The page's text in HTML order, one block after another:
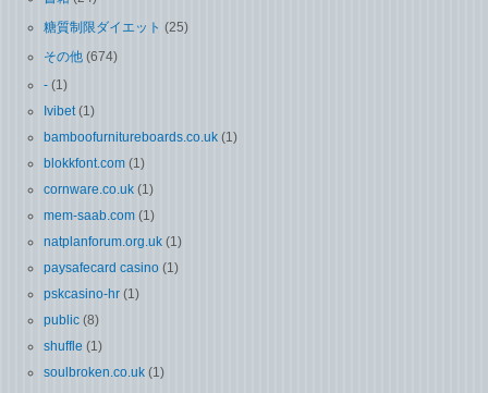
糖質制限ダイエット (25)
その他 (674)
- (1)
Ivibet (1)
bamboofurnitureboards.co.uk (1)
blokkfont.com (1)
cornware.co.uk (1)
mem-saab.com (1)
natplanforum.org.uk (1)
paysafecard casino (1)
pskcasino-hr (1)
public (8)
shuffle (1)
soulbroken.co.uk (1)